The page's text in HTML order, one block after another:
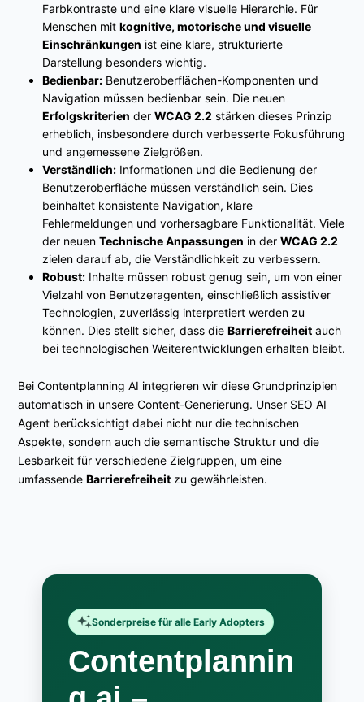
Farbkontraste und eine klare visuelle Hierarchie. Für
Menschen mitkognitive, motorische und visuelle
Einschränkungen ist eine klare, strukturierte
Darstellung besonders wichtig.
Bedienbar: Benutzeroberflächen-Komponenten und
Navigation müssen bedienbar sein. Die neuen
Erfolgskriterien derWCAG 2.2 stärken dieses Prinzip
erheblich, insbesondere durch verbesserte Fokusführung
und angemessene Zielgrößen.
Verständlich: Informationen und die Bedienung der
Benutzeroberfläche müssen verständlich sein. Dies
beinhaltet konsistente Navigation, klare
Fehlermeldungen und vorhersagbare Funktionalität. Viele
der neuenTechnische Anpassungen in derWCAG 2.2
zielen darauf ab, die Verständlichkeit zu verbessern.
Robust: Inhalte müssen robust genug sein, um von einer
Vielzahl von Benutzeragenten, einschließlich assistiver
Technologien, zuverlässig interpretiert werden zu
können. Dies stellt sicher, dass dieBarrierefreiheit auch
bei technologischen Weiterentwicklungen erhalten bleibt.
Bei Contentplanning AI integrieren wir diese Grundprinzipien
automatisch in unsere Content-Generierung. Unser SEO AI
Agent berücksichtigt dabei nicht nur die technischen
Aspekte, sondern auch die semantische Struktur und die
Lesbarkeit für verschiedene Zielgruppen, um eine
umfassendeBarrierefreiheit zu gewährleisten.
Sonderpreise für alle Early Adopters
Contentplannin